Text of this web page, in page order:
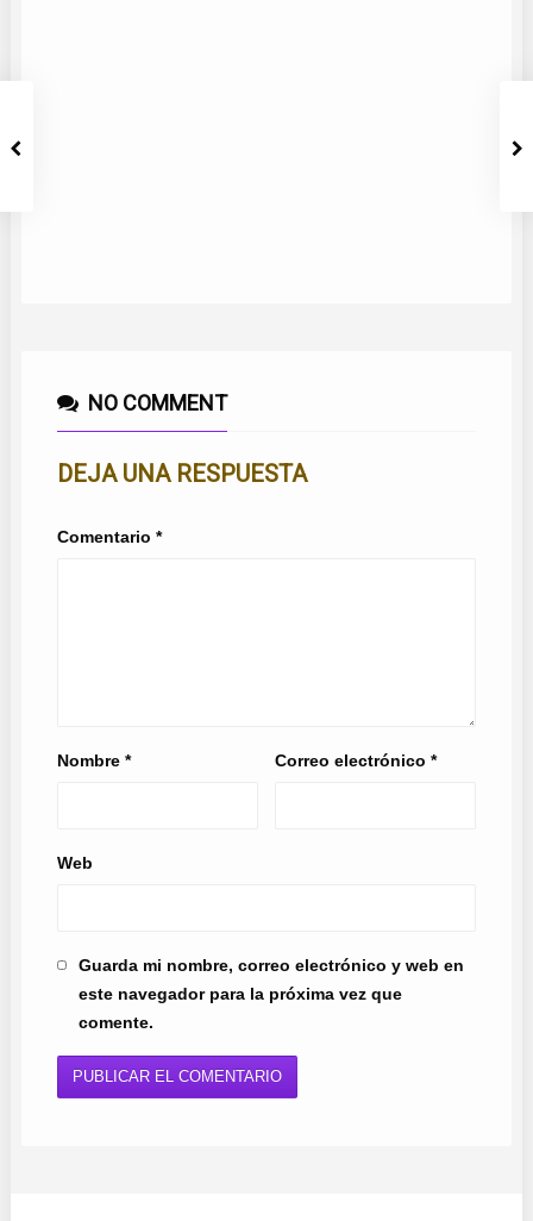
NO COMMENT
DEJA UNA RESPUESTA
Comentario *
Nombre * Correo electrónico*
Web
Guarda mi nombre, correo electrónico y web en
este navegador para la próxima vez que
comente.